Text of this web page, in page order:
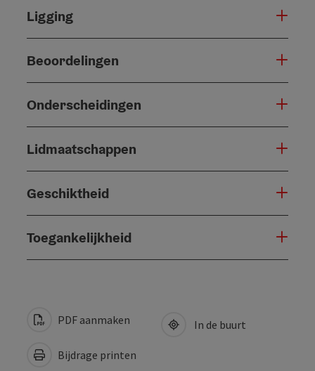
Ligging
Beoordelingen
Onderscheidingen
Lidmaatschappen
Geschiktheid
Toegankelijkheid
PDF aanmaken
Bijdrage printen
In de buurt